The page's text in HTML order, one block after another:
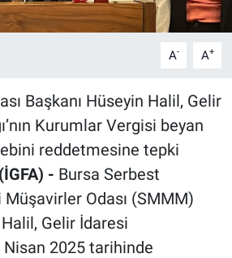
A- A+
Başkanı Hüseyin Halil, Gelir
Kurumlar Vergisi beyan
reddetmesine tepki
- Bursa Serbest
Odası (SMMM)
Gelir İdaresi
Nisan 2025 tarihinde